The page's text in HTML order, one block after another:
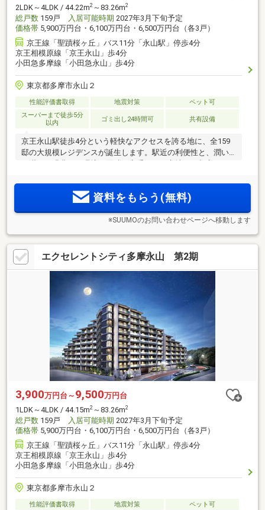
2LDK～4LDK / 44.22m2 ～83.26m2
総戸数 159戸 入居可能時期 2027年3月下旬予定
価格帯 5,900万円台・6,100万円台・6,500万円台（各3戸）
京王線「聖蹟桜ヶ丘」バス11分「永山駅」停歩4分
京王相模原線「京王永山」歩4分
小田急多摩線「小田急永山」歩4分
東京都多摩市永山２
性能評価書取得 地震対策
ペット可
スーパーまで徒歩5分
以内
ゴミ出し24時間可 共有設備
京王永山駅徒歩4分という軽快なアクセスを誇る地に、全159
邸の大規模レジデンスが誕生します。駅近の利便性と、潤い
便と自然、そして上質な住環境が調和する、新しい都市邸宅
が今、ここに誕生します資料をもらう(無料)
※SUUMOのお問い合わせページへ移動します
エクセレントシティ多摩永山 第2期
3,900万円台～ 9,500万円台
1LDK～4LDK / 44.15m2 ～83.26m2
総戸数 159戸 入居可能時期 2027年3月下旬予定
価格帯 5,900万円台・6,100万円台・6,500万円台（各3戸）
京王線「聖蹟桜ヶ丘」バス11分「永山駅」停歩4分
京王相模原線「京王永山」歩4分
小田急多摩線「小田急永山」歩4分
東京都多摩市永山２
性能評価書取得 地震対策
ペット可